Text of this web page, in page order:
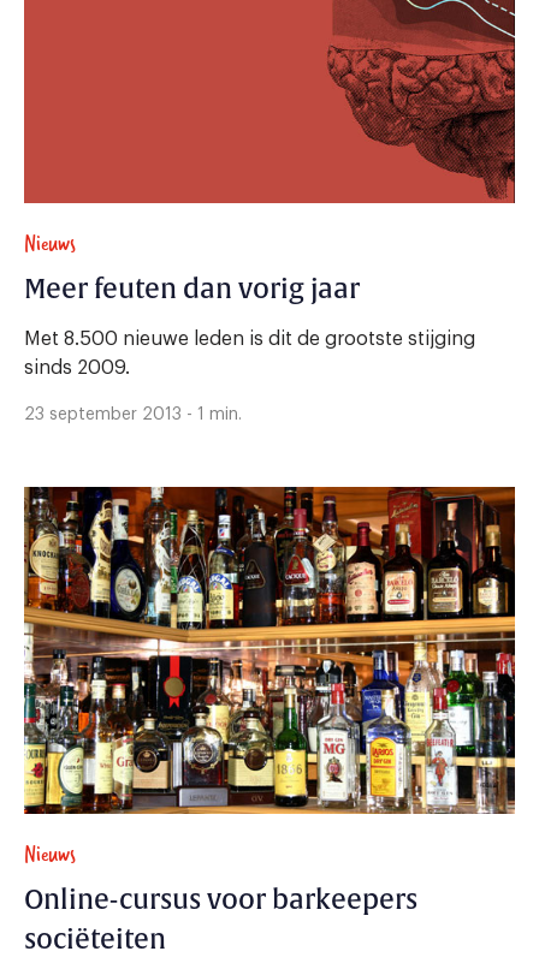
Nieuws
Meer feuten dan vorig jaar
Met 8.500 nieuwe leden is dit de grootste stijging
sinds 2009.
23 september 2013 - 1 min.
Nieuws
Online-cursus voor barkeepers
sociëteiten